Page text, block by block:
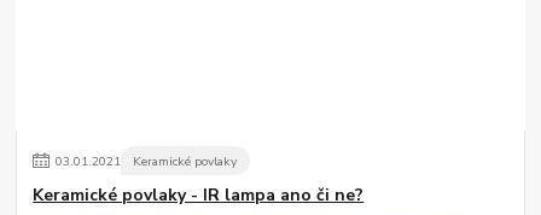
03.01.2021 Keramické povlaky
Keramické povlaky - IR lampa ano či ne?